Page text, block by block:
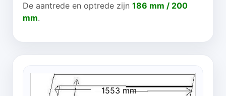
De aantrede en optrede zijn 186 mm / 200
mm.
1553 mm